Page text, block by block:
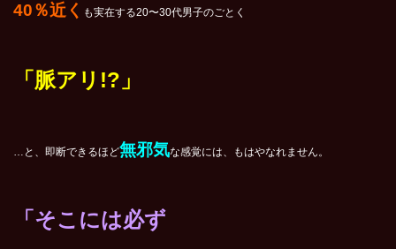
40％近く も実在する20〜30代男子のごとく
「脈アリ!?」
…と、即断できるほど無邪気な感覚には、もはやなれません。
「そこには必ず